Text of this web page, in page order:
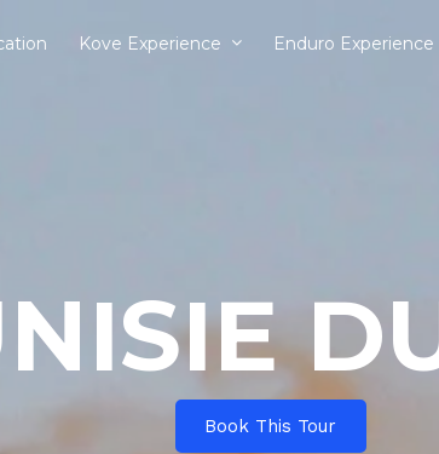
Kove Experience Enduro Experience
Book This Tour